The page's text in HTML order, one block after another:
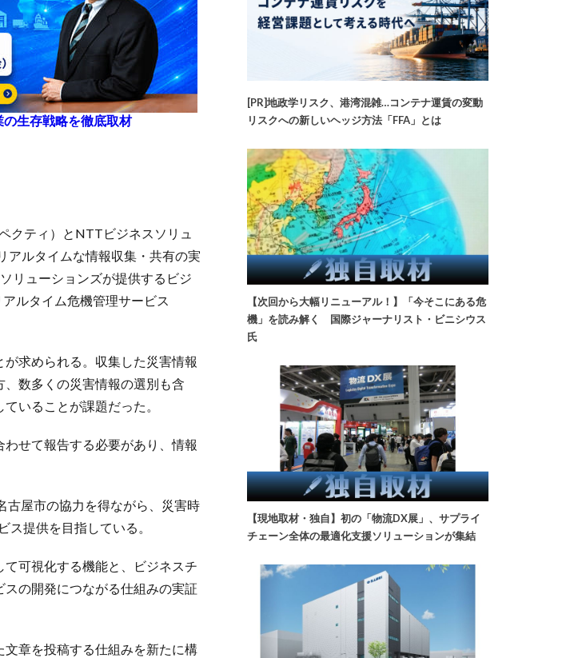
生存戦略を徹底取材
クティ）とNTTビジネスソリュ
アルタイムな情報収集・共有の実
リューションズが提供するビジ
ルタイム危機管理サービス
求められる。収集した災害情報
数多くの災害情報の選別も含
いることが課題だった。
せて報告する必要があり、情報
古屋市の協力を得ながら、災害時
提供を目指している。
て可視化する機能と、ビジネスチ
の開発につながる仕組みの実証
文章を投稿する仕組みを新たに構
[PR]地政学リスク、港湾混雑…コンテナ運賃の変動
リスクへの新しいヘッジ方法「FFA」とは
【次回から大幅リニューアル！】「今そこにある危
機」を読み解く 国際ジャーナリスト・ビニシウス
氏
【現地取材・独自】初の「物流DX展」、サプライ
チェーン全体の最適化支援ソリューションが集結